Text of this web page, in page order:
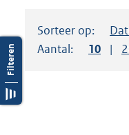
Sorteer op:
Aantal:
Toon
10